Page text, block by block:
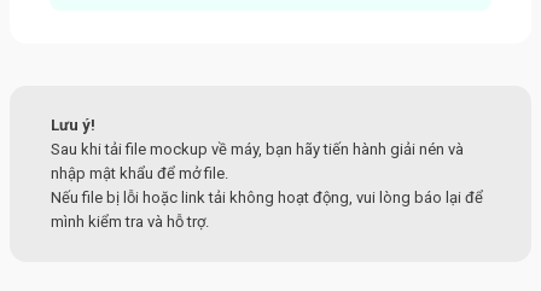
Lưu ý!
Sau khi tải file mockup về máy, bạn hãy tiến hành giải nén và
nhập mật khẩu để mở file.
Nếu file bị lỗi hoặc link tải không hoạt động, vui lòng báo lại để
mình kiểm tra và hỗ trợ.